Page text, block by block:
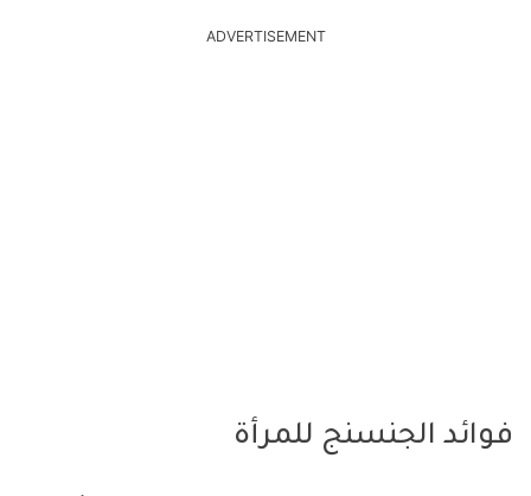
ADVERTISEMENT
فوائد الجنسنج للمرأة